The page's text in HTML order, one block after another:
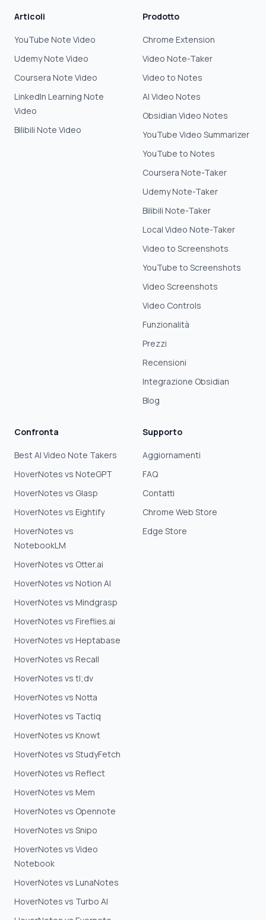
Articoli
YouTube Note Video
Udemy Note Video
Coursera Note Video
LinkedIn Learning Note
Video
Bilibili Note Video
Prodotto
Chrome Extension
Video Note-Taker
Video to Notes
AI Video Notes
Obsidian Video Notes
YouTube Video Summarizer
YouTube to Notes
Coursera Note-Taker
Udemy Note-Taker
Bilibili Note-Taker
Local Video Note-Taker
Video to Screenshots
YouTube to Screenshots
Video Screenshots
Video Controls
Funzionalità
Prezzi
Recensioni
Integrazione Obsidian
Blog
Confronta
Best AI Video Note Takers
HoverNotes vs NoteGPT
HoverNotes vs Glasp
HoverNotes vs Eightify
HoverNotes vs
NotebookLM
HoverNotes vs Otter.ai
HoverNotes vs Notion AI
HoverNotes vs Mindgrasp
HoverNotes vs Fireflies.ai
HoverNotes vs Heptabase
HoverNotes vs Recall
HoverNotes vs tl;dv
HoverNotes vs Notta
HoverNotes vs Tactiq
HoverNotes vs Knowt
HoverNotes vs StudyFetch
HoverNotes vs Reflect
HoverNotes vs Mem
HoverNotes vs Opennote
HoverNotes vs Snipo
HoverNotes vs Video
Notebook
HoverNotes vs LunaNotes
HoverNotes vs Turbo AI
Supporto
Aggiornamenti
FAQ
Contatti
Chrome Web Store
Edge Store